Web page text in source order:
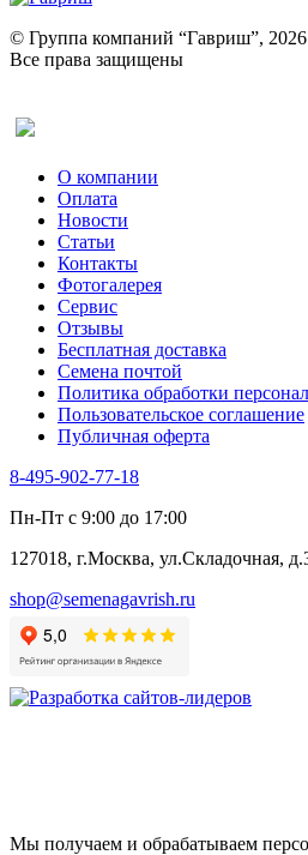
Ревень
Рукола
Рута
Тмин
Трава для чая
Туласи
Укроп
Фенхель пряный
Хризантема овощная
Цикорий пряный
Цикорий салатный
Черемша
Шпинат
Щавель
Эндивий
Эстрагон
Алтей
Анис
Бессмертник
Валериана
Валерианелла
Гибискус лекарственный
Девясил
Душица
Змееголовник
© Группа компаний “Гавриш”, 2026
Все права защищены
О компании
Оплата
Новости
Статьи
Контакты
Фотогалерея​
Сервис
Отзывы
Бесплатная доставка
Семена почтой
Политика обработки
Пользовательское соглашение
Публичная оферта
8-495-902-77-18
Пн-Пт с 9:00 до 17:00
127018, г.Москва, ул.Складочная,
shop@semenagavrish.ru
Мы получаем и обрабатываем